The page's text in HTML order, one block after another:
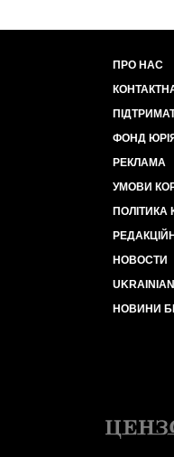
ПРО НАС
ФОНД
РЕКЛАМА
УМОВИ
ПОЛІТИКА
НОВОСТИ
НОВИНИ